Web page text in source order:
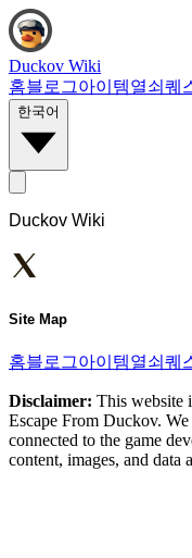
Duckov Wiki
홈블로그아이템열쇠 퀘
한국어
Duckov Wiki
Site Map
홈블로그아이템열쇠 퀘
Disclaimer: This website
Escape From Duckov.
connected to the game
content, images, and data